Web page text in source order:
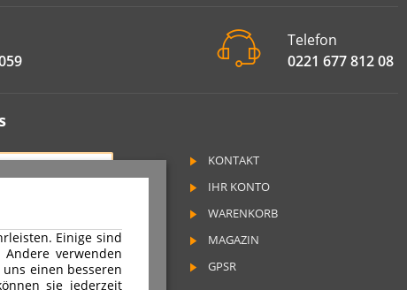
Einige sind
verwenden
einen besseren
sie jederzeit
Telefon
0221 677 812 08
WIDERRUFEN
KONTAKT
IHR KONTO
WARENKORB
MAGAZIN
GPSR